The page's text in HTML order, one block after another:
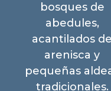
bosques de
abedules,
acantilados de
arenisca y
pequeñas
tradicionales.